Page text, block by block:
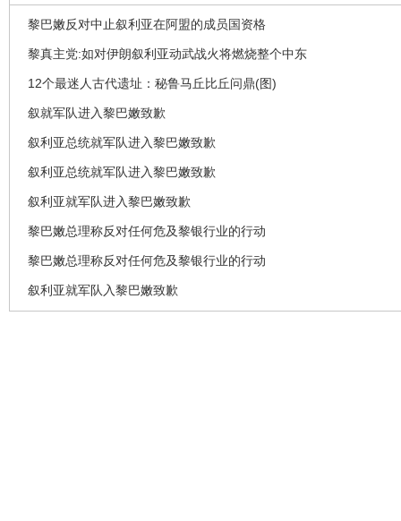
黎巴嫩反对中止叙利亚在阿盟的成员国资格
黎真主党:如对伊朗叙利亚动武战火将燃烧整个中东
12个最迷人古代遗址：秘鲁马丘比丘问鼎(图)
叙就军队进入黎巴嫩致歉
叙利亚总统就军队进入黎巴嫩致歉
叙利亚总统就军队进入黎巴嫩致歉
叙利亚就军队进入黎巴嫩致歉
黎巴嫩总理称反对任何危及黎银行业的行动
黎巴嫩总理称反对任何危及黎银行业的行动
叙利亚就军队入黎巴嫩致歉